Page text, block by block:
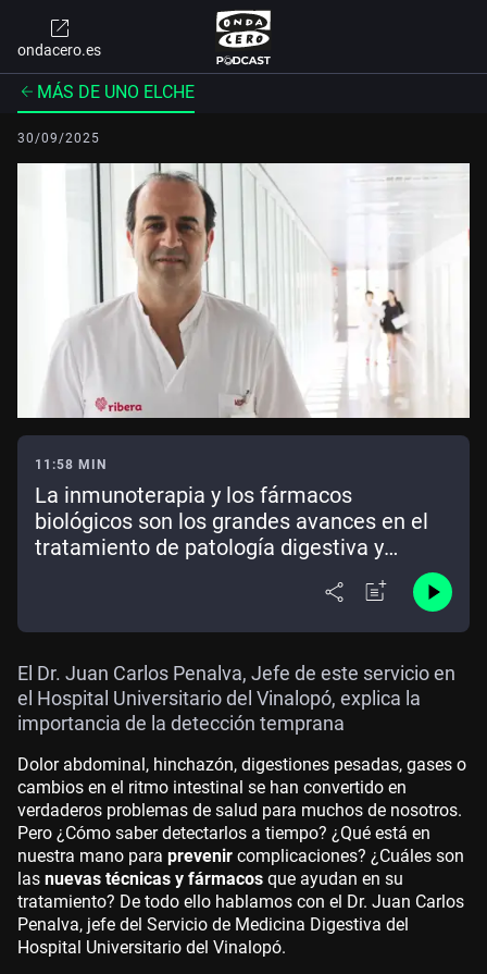
ondacero.es
MÁS DE UNO ELCHE
30/09/2025
11:58 MIN
La inmunoterapia y los fármacos
biológicos son los grandes avances en el
tratamiento de patología digestiva y
El Dr. Juan Carlos Penalva, Jefe de este servicio en
el Hospital Universitario del Vinalopó, explica la
importancia de la detección temprana
Dolor abdominal, hinchazón, digestiones pesadas, gases o
cambios en el ritmo intestinal se han convertido en
verdaderos problemas de salud para muchos de nosotros.
Pero ¿Cómo saber detectarlos a tiempo? ¿Qué está en
nuestra mano para prevenir complicaciones? ¿Cuáles son
las nuevas técnicas y fármacos que ayudan en su
tratamiento? De todo ello hablamos con el Dr. Juan Carlos
Penalva, jefe del Servicio de Medicina Digestiva del
Hospital Universitario del Vinalopó.